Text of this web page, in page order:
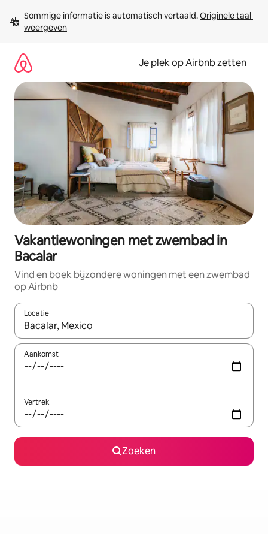
direct
naar
Sommige informatie is automatisch vertaald. Originele taal
weergeven
Je plek op Airbnb zetten
Vakantiewoningen met zwembad in
Bacalar
Vind en boek bijzondere woningen met een zwembad
op Airbnb
Locatie
Wanneer er resultaten beschikbaar zijn, maak je een keuze
Aankomst
Vertrek
Zoeken